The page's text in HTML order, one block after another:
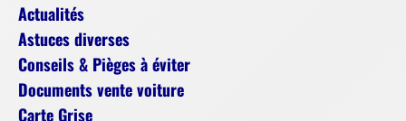
Actualités
Astuces diverses
Conseils & Pièges à éviter
Documents vente voiture
Carte Grise